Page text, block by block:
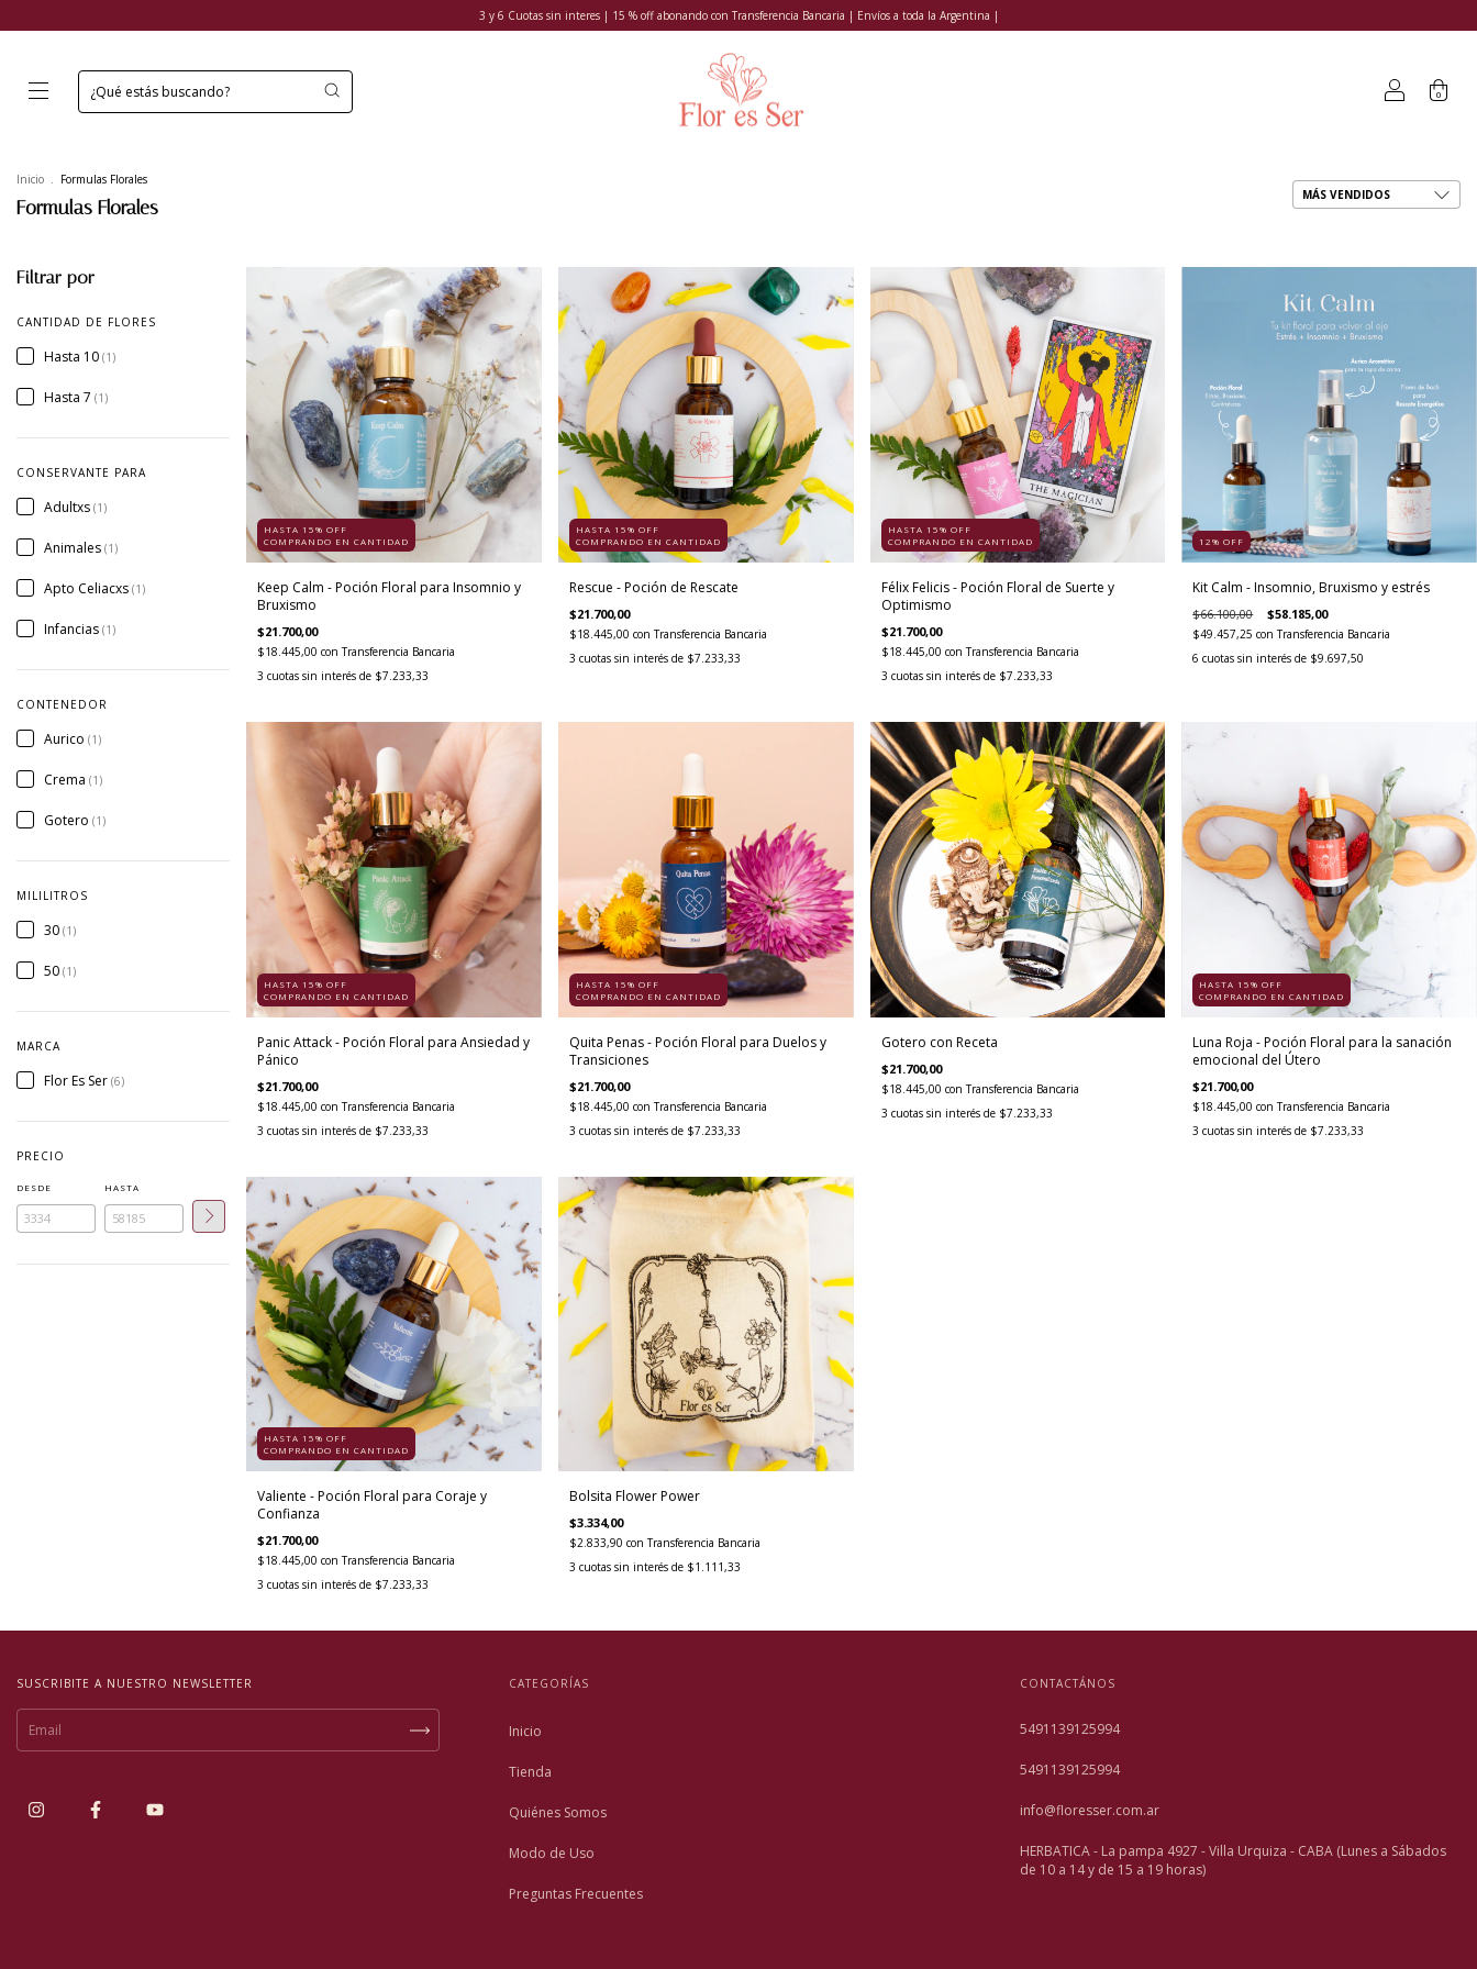
3 y 6 Cuotas sin interes | 15 % off abonando con Transferencia Bancaria | Envíos a toda la Argentina |
0
Inicio . Formulas Florales
Formulas Florales
Filtrar por
CANTIDAD DE FLORES
Hasta 10 (1)
Hasta 7 (1)
CONSERVANTE PARA
Adultxs (1)
Animales (1)
Apto Celiacxs (1)
Infancias (1)
CONTENEDOR
Aurico (1)
Crema (1)
Gotero (1)
MILILITROS
30 (1)
50 (1)
MARCA
Flor Es Ser (6)
PRECIO
DESDE HASTA
HASTA 15% OFF
COMPRANDO EN CANTIDAD
Keep Calm - Poción Floral para Insomnio y
Bruxismo
$21.700,00
$18.445,00 con Transferencia Bancaria
3 cuotas sin interés de $7.233,33
HASTA 15% OFF
COMPRANDO EN CANTIDAD
Rescue - Poción de Rescate
$21.700,00
$18.445,00 con Transferencia Bancaria
3 cuotas sin interés de $7.233,33
HASTA 15% OFF
COMPRANDO EN CANTIDAD
Félix Felicis - Poción Floral de Suerte y
Optimismo
$21.700,00
$18.445,00 con Transferencia Bancaria
3 cuotas sin interés de $7.233,33
12%OFF
Kit Calm - Insomnio, Bruxismo y estrés
$66.100,00 $58.185,00
$49.457,25con Transferencia Bancaria
6 cuotas sin interés de $9.697,50
HASTA 15% OFF
COMPRANDO EN CANTIDAD
Panic Attack - Poción Floral para Ansiedad y
Pánico
$21.700,00
$18.445,00 con Transferencia Bancaria
3 cuotas sin interés de $7.233,33
HASTA 15% OFF
COMPRANDO EN CANTIDAD
Quita Penas - Poción Floral para Duelos y
Transiciones
$21.700,00
$18.445,00 con Transferencia Bancaria
3 cuotas sin interés de $7.233,33
Gotero con Receta
$21.700,00
$18.445,00 con Transferencia Bancaria
3 cuotas sin interés de $7.233,33
HASTA 15% OFF
COMPRANDO EN CANTIDAD
Luna Roja - Poción Floral para la sanación
emocional del Útero
$21.700,00
$18.445,00con Transferencia Bancaria
3 cuotas sin interés de $7.233,33
HASTA 15% OFF
COMPRANDO EN CANTIDAD
Valiente - Poción Floral para Coraje y
Confianza
$21.700,00
$18.445,00 con Transferencia Bancaria
3 cuotas sin interés de $7.233,33
Bolsita Flower Power
$3.334,00
$2.833,90 con Transferencia Bancaria
3 cuotas sin interés de $1.111,33
SUSCRIBITE A NUESTRO NEWSLETTER CATEGORÍAS
Inicio
Tienda
Quiénes Somos
Modo de Uso
Preguntas Frecuentes
CONTACTÁNOS
5491139125994
5491139125994
info@floresser.com.ar
HERBATICA - La pampa 4927 - Villa Urquiza - CABA (Lunes a Sábados
de 10 a 14 y de 15 a 19 horas)